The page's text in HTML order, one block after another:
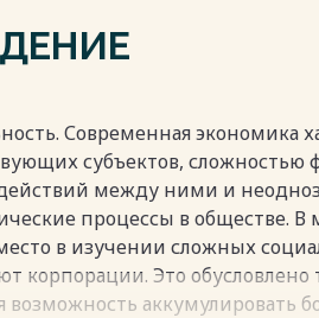
Современная экономика
субъектов,
между ними и
процессы в обществе.
в изучении сложных
корпорации. Это
возможность аккумулировать